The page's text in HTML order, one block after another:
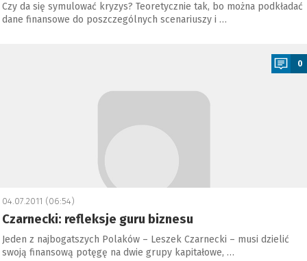
Czy da się symulować kryzys? Teoretycznie tak, bo można podkładać
dane finansowe do poszczególnych scenariuszy i …
0
04.07.2011 (06:54)
Czarnecki: refleksje guru biznesu
Jeden z najbogatszych Polaków – Leszek Czarnecki – musi dzielić
swoją finansową potęgę na dwie grupy kapitałowe, …